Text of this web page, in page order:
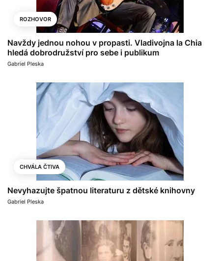
ROZHOVOR
Navždy jednou nohou v propasti. Vladivojna la Chia
hledá dobrodružství pro sebe i publikum
Gabriel Pleska
CHVÁLA ČTIVA
Nevyhazujte špatnou literaturu z dětské knihovny
Gabriel Pleska